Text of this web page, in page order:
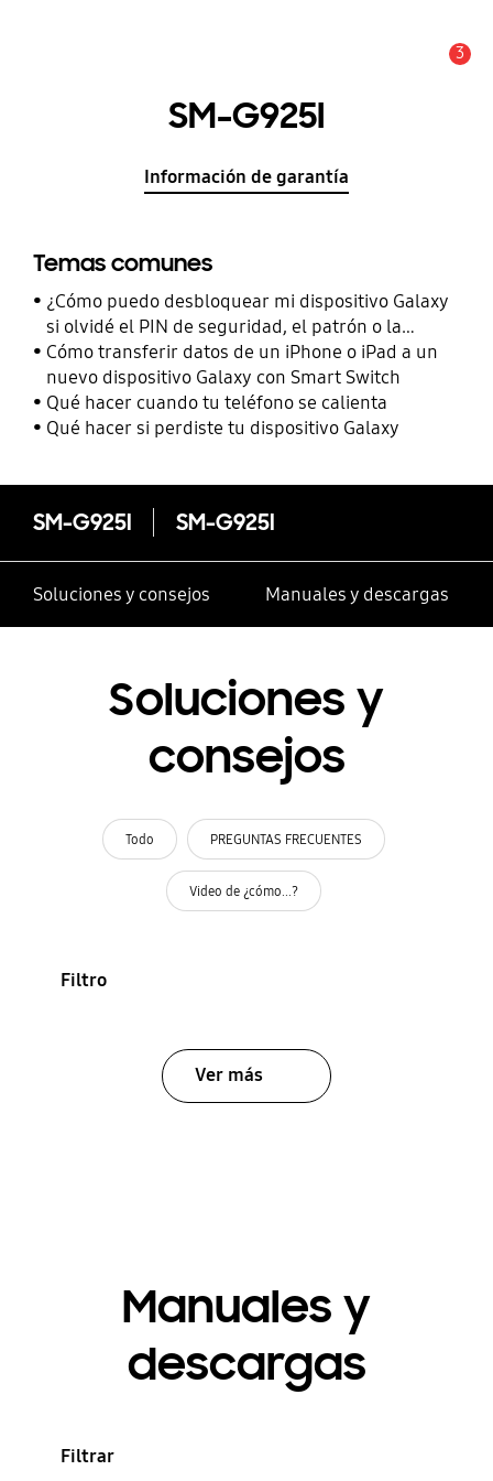
3
SM-G925I
Información de garantía
Temas comunes
¿Cómo puedo desbloquear mi dispositivo Galaxy
si olvidé el PIN de seguridad, el patrón o la
contraseña?
Cómo transferir datos de un iPhone o iPad a un
nuevo dispositivo Galaxy con Smart Switch
Qué hacer cuando tu teléfono se calienta
Qué hacer si perdiste tu dispositivo Galaxy
SM-G925I SM-G925I
Soluciones y consejos Manuales y descargas
Soluciones y
consejos
Todo PREGUNTAS FRECUENTES
Video de ¿cómo...?
Filtro
Ver más
Manuales y
descargas
Filtrar